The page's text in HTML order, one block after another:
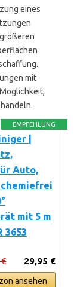
eines
mit
EMPFEHLUNG
|
Auto,
chemiefrei
mit 5 m
3653
29,95 €
€
ansehen